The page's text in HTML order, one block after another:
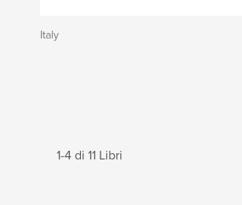
Italy
1-4 di 11 Libri